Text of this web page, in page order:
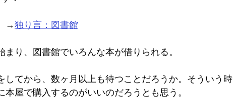
→独り言：図書館
り、図書館でいろんな本が借りられる。
てから、数ヶ月以上も待つことだろうか。そういう時
屋で購入するのがいいのだろうとも思う。